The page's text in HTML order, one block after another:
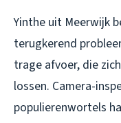
Yinthe uit Meerwijk
terugkerend
trage afvoer, die
lossen. Camera-
populierenwortels